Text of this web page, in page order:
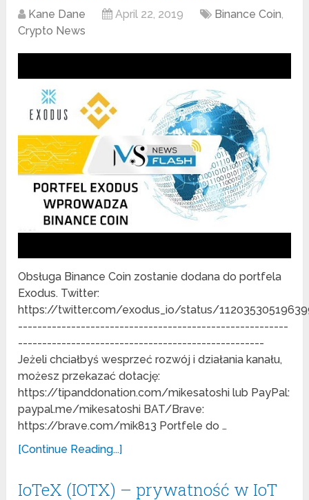
Kane Dane April 22, 2019 Binance Coin,
Crypto News
Obsługa Binance Coin zostanie dodana do portfela
Exodus. Twitter:
https://twitter.com/exodus_io/status/
--------------------------------------------------------
---------------------------------------------------
Jeżeli chciałbyś wesprzeć rozwój i działania kanału,
możesz przekazać dotację:
https://tipanddonation.com/mikesatoshi lub PayPal:
paypal.me/mikesatoshi BAT/Brave:
https://brave.com/mik813 Portfele do …
[Continue Reading...]
IoTeX (IOTX) – prywatność w IoT